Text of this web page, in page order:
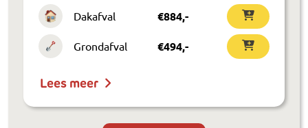
Dakafval €884,-
Grondafval €494,-
Lees meer